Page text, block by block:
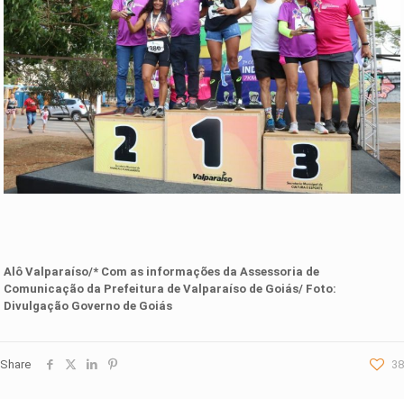
Alô Valparaíso/* Com as informações daAssessoria de
Comunicação da Prefeitura de Valparaíso de Goiás/ Foto:
Divulgação Governo de Goiás
Share 38